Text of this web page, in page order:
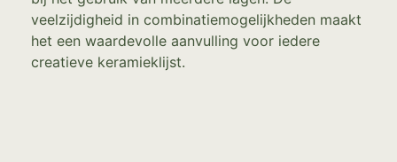
veelzijdigheid in combinatiemogelijkheden maakt
het een waardevolle aanvulling voor iedere
creatieve keramieklijst.